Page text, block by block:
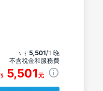
5,501/1 晚
不含稅金和服務費
5,501 元